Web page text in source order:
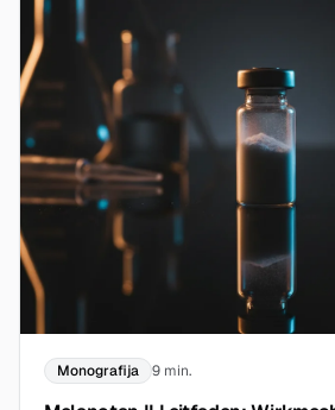
Monografija 9 min.